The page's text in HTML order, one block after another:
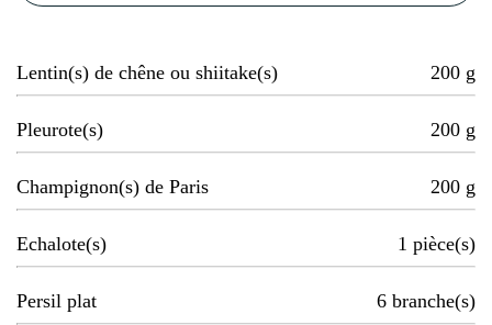
Lentin(s) de chêne ou shiitake(s) 200 g
Pleurote(s) 200 g
Champignon(s) de Paris 200 g
Echalote(s) 1 pièce(s)
Persil plat 6 branche(s)